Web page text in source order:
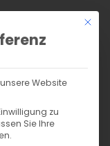
/
134
Mit
Website
zu
Sie Ihre